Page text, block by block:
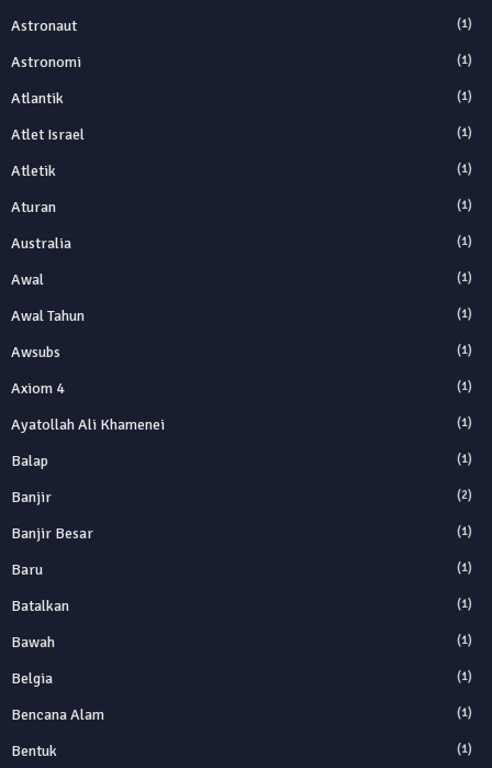
Astronaut (1)
Astronomi (1)
Atlantik (1)
Atlet Israel (1)
Atletik (1)
Aturan (1)
Australia (1)
Awal (1)
Awal Tahun (1)
Awsubs (1)
Axiom 4 (1)
Ayatollah Ali Khamenei (1)
Balap (1)
Banjir (2)
Banjir Besar (1)
Baru (1)
Batalkan (1)
Bawah (1)
Belgia (1)
Bencana Alam (1)
Bentuk (1)